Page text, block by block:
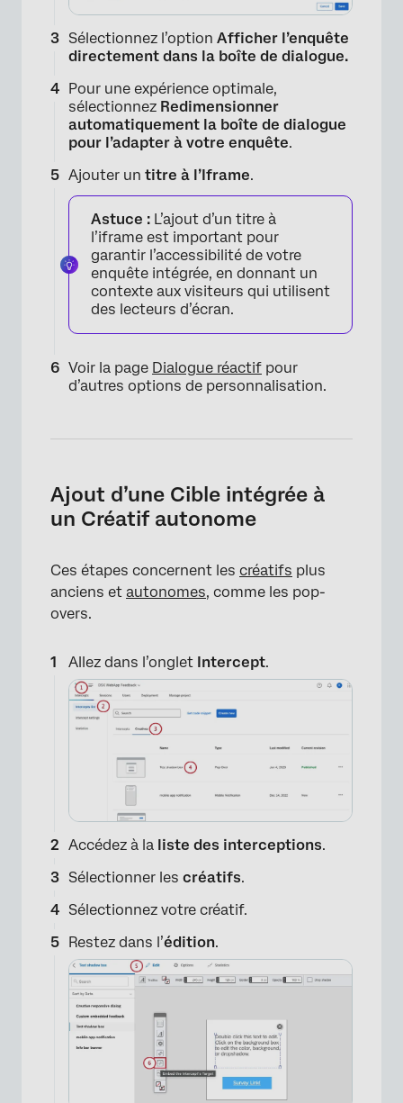
×
Sélectionnez l’option Afficher l’enquête
directement dans la boîte de dialogue.
Pour une expérience optimale,
sélectionnez Redimensionner
automatiquement la boîte de dialogue
pour l’adapter à votre enquête.
Ajouter un titre à l’Iframe.
Astuce : L’ajout d’un titre à
l’iframe est important pour
garantir l’accessibilité de votre
enquête intégrée, en donnant un
contexte aux visiteurs qui utilisent
des lecteurs d’écran.
Voir la page Dialogue réactif pour
d’autres options de personnalisation.
Ajout d’une Cible intégrée à
un Créatif autonome
Ces étapes concernent les créatifs plus
anciens et autonomes, comme les pop-
overs.
Allez dans l’onglet Intercept.
Accédez à la liste des interceptions.
Sélectionner les créatifs.
Sélectionnez votre créatif.
Restez dans l’édition.